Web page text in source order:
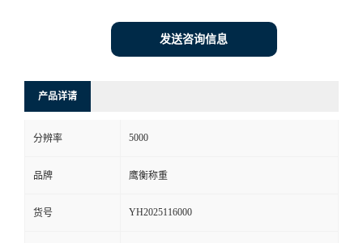
发送咨询信息
产品详请
分辨率 5000
品牌 鹰衡称重
货号 YH2025116000